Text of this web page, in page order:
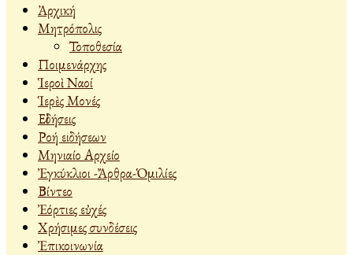
Ἀρχική
Μητρόπολις
Τοποθεσία
Ποιμενάρχης
Ἱεροὶ Ναοί
Ἱερὲς Μονές
Εἰδήσεις
Ροή ειδήσεων
Μηνιαίο Αρχείο
Ἐγκύκλιοι -Ἄρθρα-Ὁμιλίες
Βίντεο
Ἐόρτιες εὐχές
Χρήσιμες συνδέσεις
Ἐπικοινωνία